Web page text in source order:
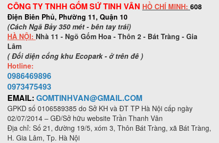
CÔNG TY TNHH GỐM SỨ TINH VÂN HỒ CHÍ MINH: 608
Điện Biên Phủ, Phường 11, Quận 10
(Cách Ngã Bảy 350 mét - bên tay trái)
HÀ NỘI: Nhà 11 - Ngõ Gốm Hoa - Thôn 2 - Bát Tràng - Gia
Lâm
( Đối diện cổng khu Ecopark - ở trên đê )
Hotline:
0986469896
0973475493
EMAIL: GOMTINHVAN@GMAIL.COM
GPKD số 0106589385 do Sở KH và ĐT TP Hà Nội cấp ngày
02/07/2014 – GĐ/Sở hữu website Trần Thanh Vân
Địa chỉ: Số 21, đường 19/5, xóm 3, Thôn Bát Tràng, xã Bát Tràng,
H. Gia Lâm, Tp. Hà Nội